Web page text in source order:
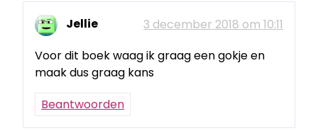
Jellie
3 december 2018 om 10:11
Voor dit boek waag ik graag een gokje en
maak dus graag kans
Beantwoorden